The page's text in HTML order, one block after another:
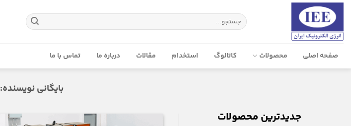
پرش
محتوا
جستجو
برای:
صفحه‌ اصلی محصولات کاتالوگ استخدام مقالات درباره ما تماس با ما
بایگانی نویسنده:
جدیدترین محصولات